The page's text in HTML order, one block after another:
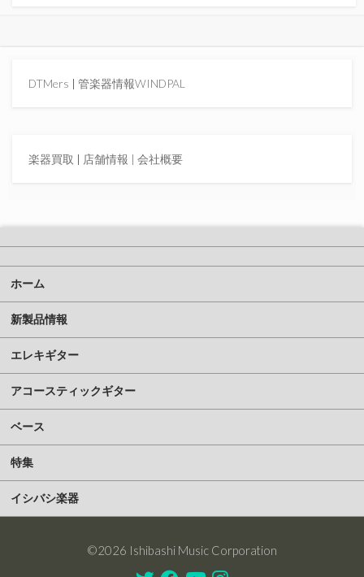
DTMers | 管楽器情報WINDPAL
楽器買取 | 店舗情報 | 会社概要
ホーム
新製品情報
エレキギター
アコースティックギター
ベース
特集
イシバシ楽器
©2026 Ishibashi Music Corporation